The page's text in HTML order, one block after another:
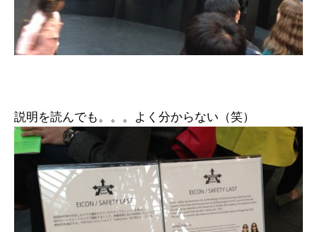
説明を読んでも。。。よく分からない（笑）